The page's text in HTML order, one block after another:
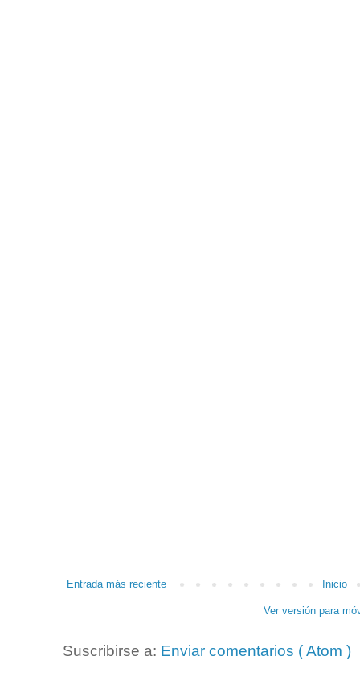
Entrada más reciente Inicio
Ver versión para
Suscribirse a: Enviar comentarios ( Atom )